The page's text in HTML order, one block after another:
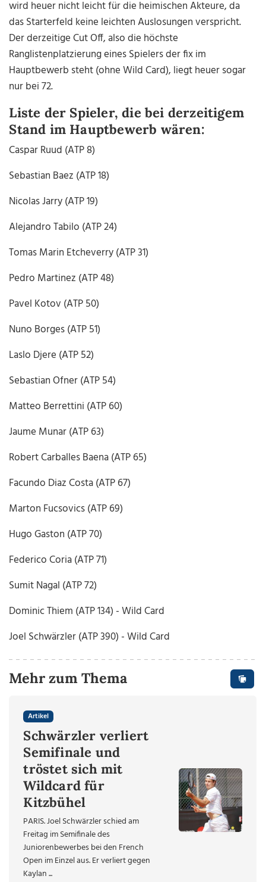
wird heuer nicht leicht für die heimischen Akteure, da
das Starterfeld keine leichten Auslosungen verspricht.
Der derzeitige Cut Off, also die höchste
Ranglistenplatzierung eines Spielers der fix im
Hauptbewerb steht (ohne Wild Card), liegt heuer sogar
nur bei 72.
Liste der Spieler, die bei derzeitigem
Stand im Hauptbewerb wären:
Caspar Ruud (ATP 8)
Sebastian Baez (ATP 18)
Nicolas Jarry (ATP 19)
Alejandro Tabilo (ATP 24)
Tomas Marin Etcheverry (ATP 31)
Pedro Martinez (ATP 48)
Pavel Kotov (ATP 50)
Nuno Borges (ATP 51)
Laslo Djere (ATP 52)
Sebastian Ofner (ATP 54)
Matteo Berrettini (ATP 60)
Jaume Munar (ATP 63)
Robert Carballes Baena (ATP 65)
Facundo Diaz Costa (ATP 67)
Marton Fucsovics (ATP 69)
Hugo Gaston (ATP 70)
Federico Coria (ATP 71)
Sumit Nagal (ATP 72)
Dominic Thiem (ATP 134) - Wild Card
Joel Schwärzler (ATP 390) - Wild Card
Mehr zum Thema
Artikel
Schwärzler verliert
Semifinale und
tröstet sich mit
Wildcard für
Kitzbühel
PARIS. Joel Schwärzler schied am
Freitag im Semifinale des
Juniorenbewerbes bei den French
Open im Einzel aus. Er verliert gegen
Kaylan ...